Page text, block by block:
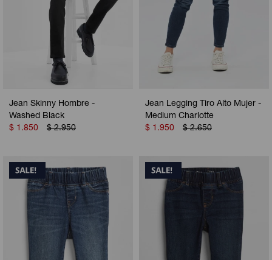
Jean Skinny Hombre -
Washed Black
$ 1.850 $ 2.950
Jean Legging Tiro Alto Mujer -
Medium Charlotte
$ 1.950 $ 2.650